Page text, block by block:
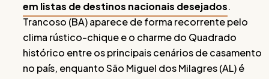
em listas de destinos nacionais desejados.
Trancoso (BA) aparece de forma recorrente pelo
clima rústico-chique e o charme do Quadrado
histórico entre os principais cenários de casamento
no país, enquanto São Miguel dos Milagres (AL) é